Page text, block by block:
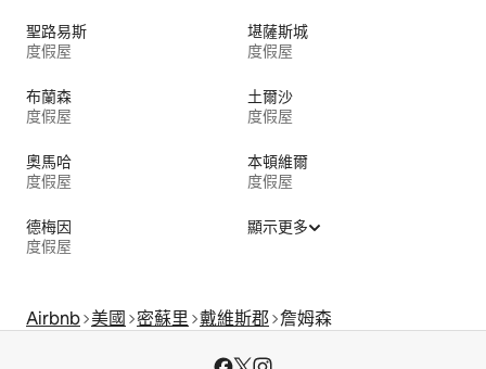
聖路易斯
度假屋
堪薩斯城
度假屋
布蘭森
度假屋
土爾沙
度假屋
奧馬哈
度假屋
本頓維爾
度假屋
德梅因
度假屋
顯示更多
Airbnb 美國 密蘇里 戴維斯郡 詹姆森